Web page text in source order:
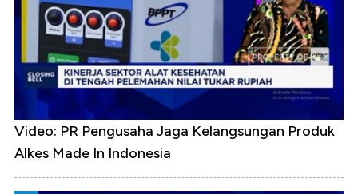
Video: PR Pengusaha Jaga Kelangsungan Produk
Alkes Made In Indonesia